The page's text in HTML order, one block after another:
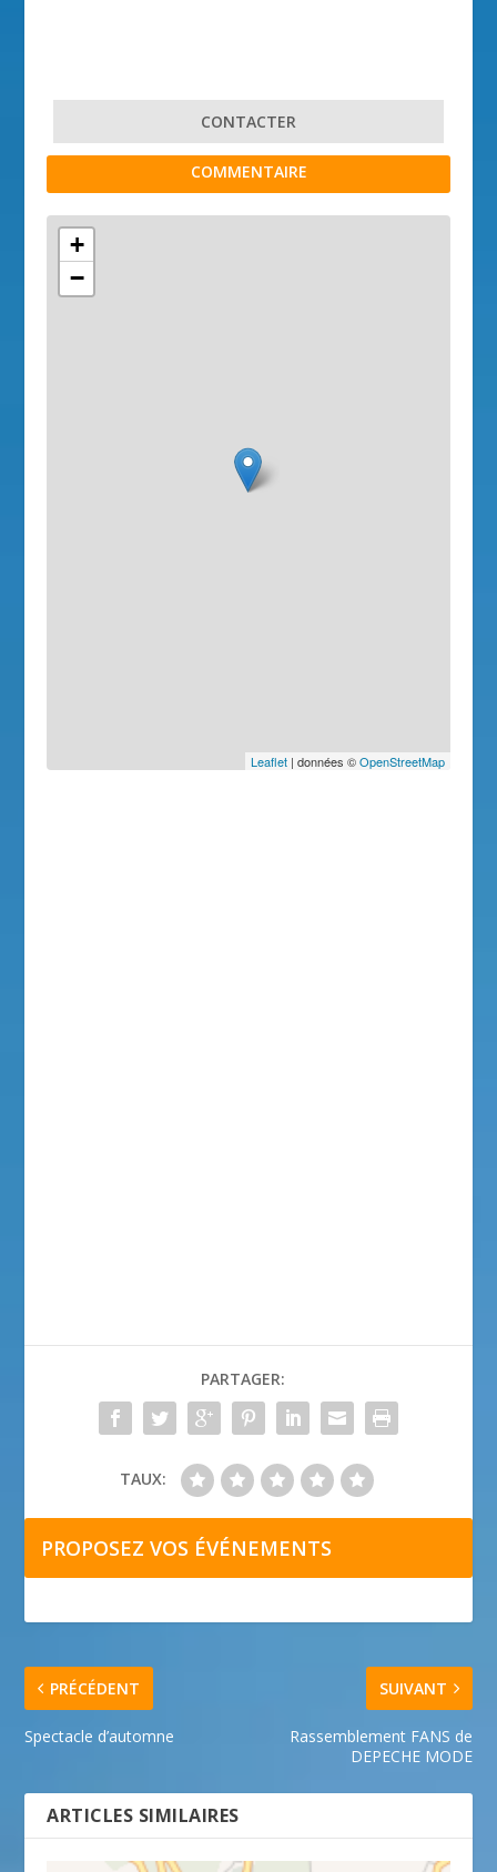
CONTACTER
COMMENTAIRE
+
−
Leaflet| données ©OpenStreetMap
PARTAGER:
TAUX:
PROPOSEZ VOS ÉVÉNEMENTS
PRÉCÉDENT
Spectacle d’automne
SUIVANT
Rassemblement FANS de
DEPECHE MODE
ARTICLES SIMILAIRES